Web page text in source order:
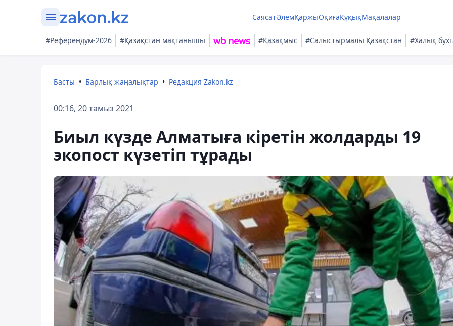
СаясатӘлемҚаржыОқиғаҚұқықМақалалар
#Референдум-2026 #Қазақстан мақтанышы #Қазақмыс #Салыстырмалы Қазақстан #Халық
Басты Барлық жаңалықтар Редакция Zakon.kz
00:16, 20 тамыз 2021
Биыл күзде Алматыға кіретін жолдарды 19
экопост күзетіп тұрады